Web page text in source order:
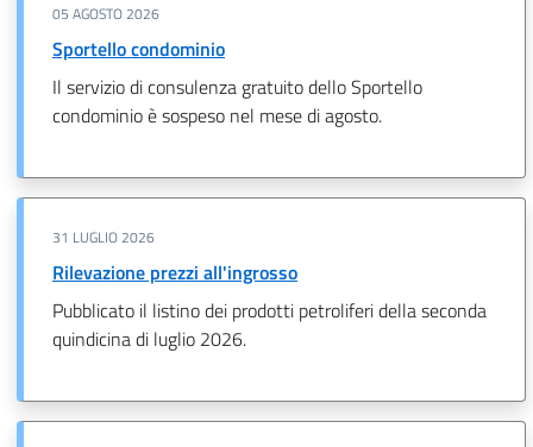
05 AGOSTO 2026
Sportello condominio
Il servizio di consulenza gratuito dello Sportello
condominio è sospeso nel mese di agosto.
31 LUGLIO 2026
Rilevazione prezzi all'ingrosso
Pubblicato il listino dei prodotti petroliferi della seconda
quindicina di luglio 2026.